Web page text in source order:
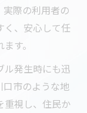
際の利用者の
く、安心して任
す。
ル発生時にも迅
口市のような地
重視し、住民か